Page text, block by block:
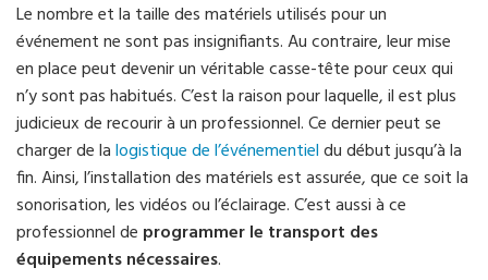
Le nombre et la taille des matériels utilisés pour un
événement ne sont pas insignifiants. Au contraire, leur mise
en place peut devenir un véritable casse-tête pour ceux qui
n’y sont pas habitués. C’est la raison pour laquelle, il est plus
judicieux de recourir à un professionnel. Ce dernier peut se
charger de lalogistique de l’événementieldu début jusqu’à la
fin. Ainsi, l’installation des matériels est assurée, que ce soit la
sonorisation, les vidéos ou l’éclairage. C’est aussi à ce
professionnel de programmer le transport des
équipements nécessaires.